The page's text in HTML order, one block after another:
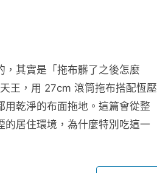
其實是「拖布髒了之後怎麼
王，用 27cm 滾筒拖布搭配恆壓
乾淨的布面拖地。這篇會從整
居住環境，為什麼特別吃這一